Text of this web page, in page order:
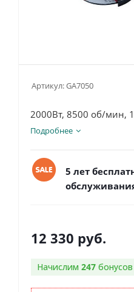
Артикул:GA7050
2000Вт, 8500 об/мин,
Подробнее
5 лет
12 330 руб.
Начислим 247 бонусов